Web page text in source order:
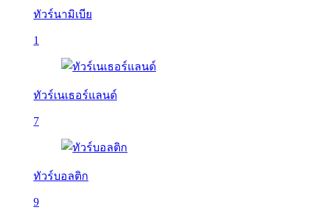
ทัวร์นามิเบีย
1
ทัวร์เนเธอร์แลนด์
7
ทัวร์บอลติก
9